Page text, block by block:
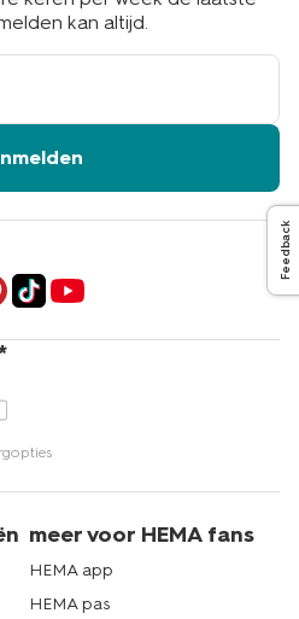
kan altijd.
meer voor HEMA fans
HEMA app
HEMA pas
Feedback